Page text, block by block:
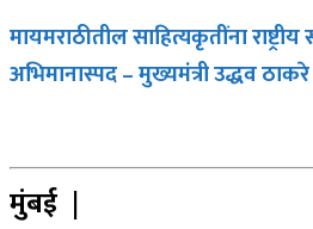
मायमराठीतील साहित्यकृतींना
अभिमानास्पद – मुख्यमंत्री उद्धव ठाकरे
मुंबई |